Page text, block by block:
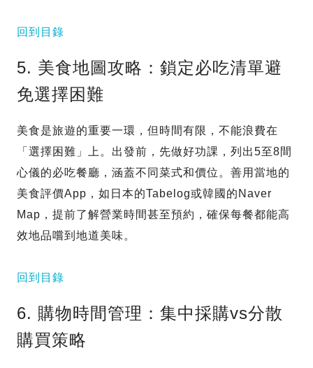
回到目錄
5. 美食地圖攻略：鎖定必吃清單避
免選擇困難
美食是旅遊的重要一環，但時間有限，不能浪費在
「選擇困難」上。出發前，先做好功課，列出5至8間
心儀的必吃餐廳，涵蓋不同菜式和價位。善用當地的
美食評價App，如日本的Tabelog或韓國的Naver
Map，提前了解營業時間甚至預約，確保每餐都能高
效地品嚐到地道美味。
回到目錄
6. 購物時間管理：集中採購vs分散
購買策略